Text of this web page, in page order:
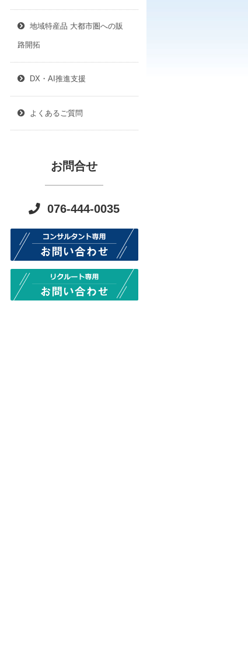
地域特産品 大都市圏への販
路開拓
DX・AI推進支援
よくあるご質問
お問合せ
076-444-0035